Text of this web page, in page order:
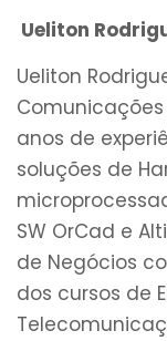
Ueliton
Ueliton
Comunicações
anos de
soluções de
SW OrCad e
de Negócios
dos cursos de